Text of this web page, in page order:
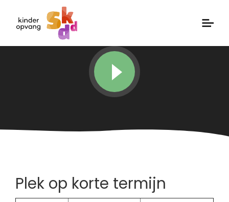
Plek op korte termijn